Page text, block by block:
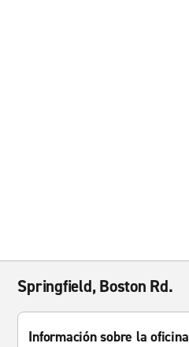
Springfield, Boston Rd.
Información sobre la oficina